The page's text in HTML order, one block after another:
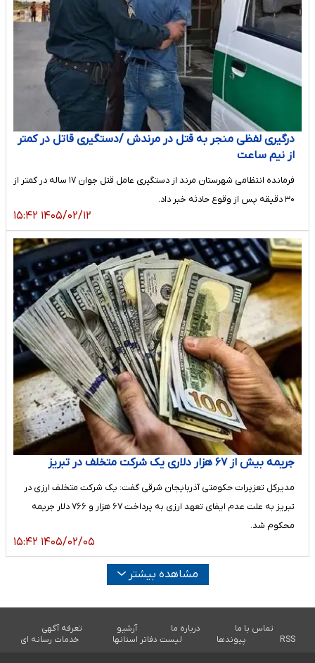
درگیری لفظی منجر به قتل در مرندش /دستگیری قاتل در کمتر
از نیم ساعت
فرمانده انتظامی شهرستان مرند از دستگیری عامل قتل جوان ۱۷ ساله در کمتر از
۳۰ دقیقه پس از وقوع حادثه خبر داد.
۱۴۰۵/۰۲/۱۲ ۱۵:۴۲
جریمه بیش از ۶۷ هزار دلاری یک شرکت متخلف در تبریز
مدیرکل تعزیرات حکومتی آذربایجان شرقی گفت: یک شرکت متخلف ارزی در
تبریز به علت عدم ایفای تعهد ارزی به پرداخت ۶۷ هزار و ۷۶۶ دلار جریمه
محکوم شد.
۱۴۰۵/۰۲/۰۵ ۱۵:۴۲
مشاهده بیشتر
تماس با ما درباره ما آرشیو
تعرفه آگهی
RSS
پیوندها لیست دفاتر استانها خدمات رسانه ای